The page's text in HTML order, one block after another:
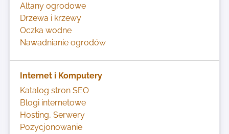
Altany ogrodowe
Drzewa i krzewy
Oczka wodne
Nawadnianie ogrodów
Internet i Komputery
Katalog stron SEO
Blogi internetowe
Hosting, Serwery
Pozycjonowanie